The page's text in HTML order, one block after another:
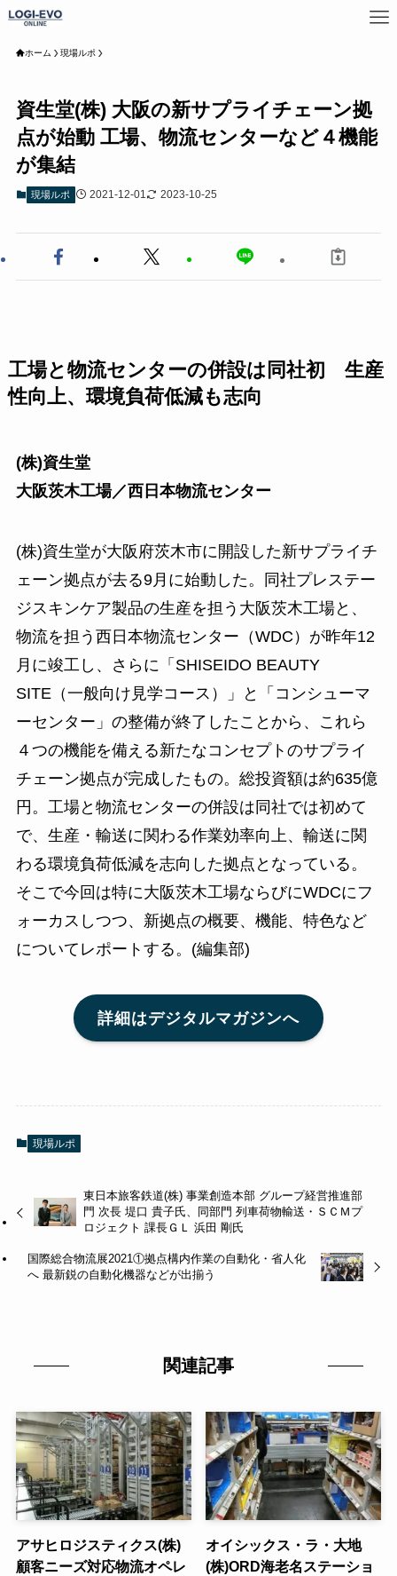
ホーム 現場ルポ
資生堂(株) 大阪の新サプライチェーン拠
点が始動 工場、物流センターなど４機能
が集結
現場ルポ 2021-12-01 2023-10-25
工場と物流センターの併設は同社初 生産
性向上、環境負荷低減も志向
(株)資生堂
大阪茨木工場／西日本物流センター
(株)資生堂が大阪府茨木市に開設した新サプライチ
ェーン拠点が去る9月に始動した。同社プレステー
ジスキンケア製品の生産を担う大阪茨木工場と、
物流を担う西日本物流センター（WDC）が昨年12
月に竣工し、さらに「SHISEIDO BEAUTY
SITE（一般向け見学コース）」と「コンシューマ
ーセンター」の整備が終了したことから、これら
４つの機能を備える新たなコンセプトのサプライ
チェーン拠点が完成したもの。総投資額は約635億
円。工場と物流センターの併設は同社では初めて
で、生産・輸送に関わる作業効率向上、輸送に関
わる環境負荷低減を志向した拠点となっている。
そこで今回は特に大阪茨木工場ならびにWDCにフ
ォーカスしつつ、新拠点の概要、機能、特色など
についてレポートする。(編集部)
詳細はデジタルマガジンへ
現場ルポ
東日本旅客鉄道(株) 事業創造本部 グループ経営推進部
門 次長 堤口 貴子氏、同部門 列車荷物輸送・ＳＣＭプ
ロジェクト 課長ＧＬ 浜田 剛氏
国際総合物流展2021①拠点構内作業の自動化・省人化
へ 最新鋭の自動化機器などが出揃う
関連記事
アサヒロジスティクス(株)
顧客ニーズ対応物流オペレ
オイシックス・ラ・大地
(株)ORD海老名ステーショ